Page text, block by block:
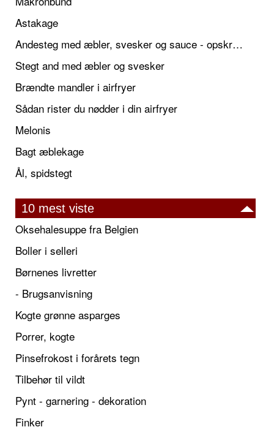
Astakage
Andesteg med æbler, svesker og sauce - opskrift også til jul
Stegt and med æbler og svesker
Brændte mandler i airfryer
Sådan rister du nødder i din airfryer
Melonis
Bagt æblekage
Ål, spidstegt
10 mest viste
Oksehalesuppe fra Belgien
Boller i selleri
Børnenes livretter
- Brugsanvisning
Kogte grønne asparges
Porrer, kogte
Pinsefrokost i forårets tegn
Tilbehør til vildt
Pynt - garnering - dekoration
Finker